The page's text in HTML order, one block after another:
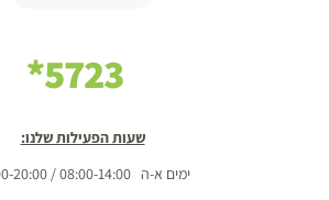
5723*
שעות הפעילות שלנו:
ימים א-ה 08:00-14:00 / 18:00-20:00